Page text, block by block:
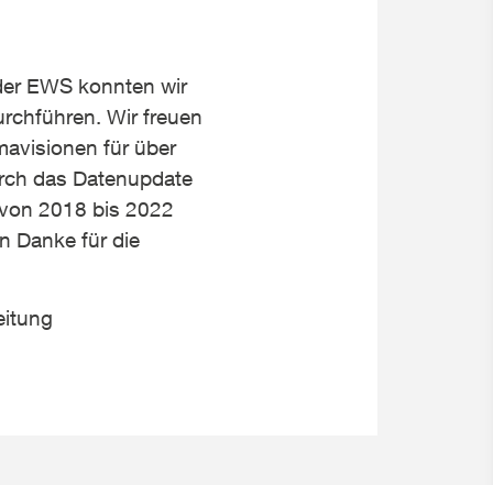
EWS konnten wir
Wir freuen
für über
das Datenupdate
2018 bis 2022
Danke für die